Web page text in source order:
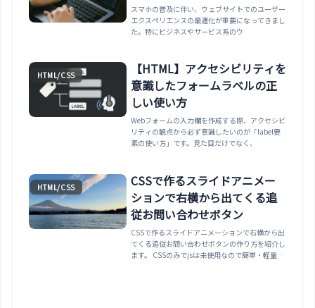
スマホの普及に伴い、ウェブサイトでのユーザー
エクスペリエンスの最適化が重要になってきまし
た。特にビジネスやサービス系のウ
HTML/CSS
【HTML】アクセシビリティを
意識したフォームラベルの正
しい使い方
Webフォームの入力欄を作成する際、アクセシビ
リティの観点から必ず意識したいのが「label要
素の使い方」です。見た目だけでなく、
HTML/CSS
CSSで作るスライドアニメー
ションで右横から出てくる追
従お問い合わせボタン
CSSで作るスライドアニメーションで右横から出
てくる追従お問い合わせボタンの作り方を紹介し
ます。 CSSのみでjsは未使用なので簡単・軽量で